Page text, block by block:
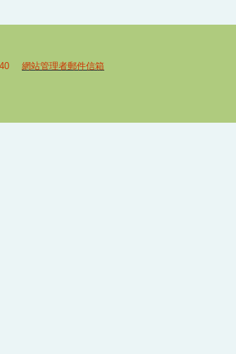
網站管理者郵件信箱